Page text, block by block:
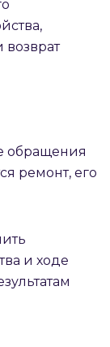
обращения
ремонт, его
и ходе